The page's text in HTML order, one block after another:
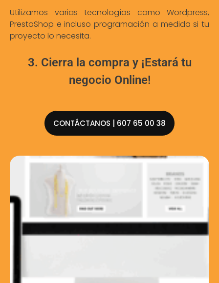
Utilizamos varias tecnologías como Wordpress,
PrestaShop e incluso programación a medida si tu
proyecto lo necesita.
3. Cierra la compra y ¡Estará tu
negocio Online!
CONTÁCTANOS | 607 65 00 38